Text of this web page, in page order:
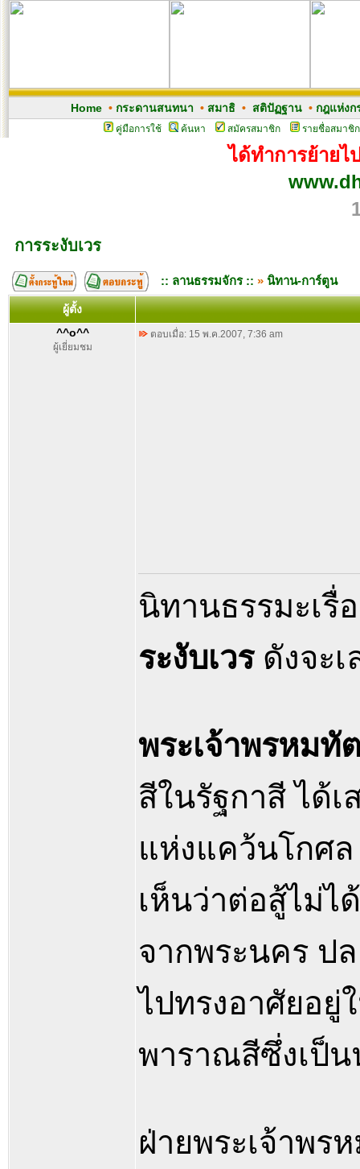
Home• กระดานสนทนา • สมาธิ• สติปัฏฐาน• กฎแห่งก
คู่มือการใช้ ค้นหา สมัครสมาชิก รายชื่อสมาชิก
ได้ทำการย้ายไ
การระงับเวร
:: ลานธรรมจักร :: » นิทาน-การ์ตูน
ผู้ตั้ง
^^o^^
ผู้เยี่ยมชม
ตอบเมื่อ: 15 พ.ค.2007, 7:36 am
นิทานธรรมะเรื่
ระงับเวรดังจะเ
พระเจ้าพรหมทั
สีในรัฐกาสี ได้
แห่งแคว้นโกศ
เห็นว่าต่อสู้ไม่ไ
จากพระนคร ป
ไปทรงอาศัยอยู่
พาราณสีซึ่งเป็
ฝ่ายพระเจ้าพร